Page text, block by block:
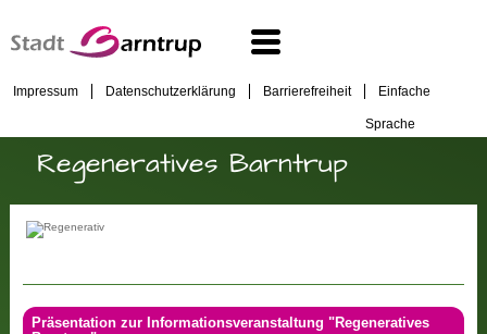
Impressum Datenschutzerklärung Barrierefreiheit Einfache
Sprache
Regeneratives Barntrup
Präsentation zur Informationsveranstaltung "Regeneratives